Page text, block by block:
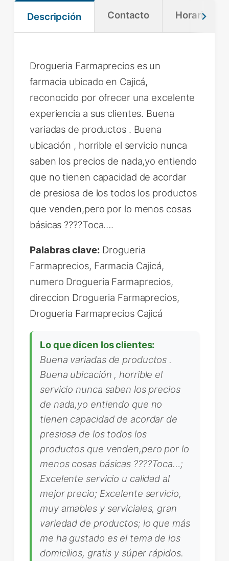
Descripción Contacto Horario
Drogueria Farmaprecios es un
farmacia ubicado en Cajicá,
reconocido por ofrecer una excelente
experiencia a sus clientes. Buena
variadas de productos . Buena
ubicación , horrible el servicio nunca
saben los precios de nada,yo entiendo
que no tienen capacidad de acordar
de presiosa de los todos los productos
que venden,pero por lo menos cosas
básicas ????Toca….
Palabras clave: Drogueria
Farmaprecios, Farmacia Cajicá,
numero Drogueria Farmaprecios,
direccion Drogueria Farmaprecios,
Drogueria Farmaprecios Cajicá
Lo que dicen los clientes:
Buena variadas de productos .
Buena ubicación , horrible el
servicio nunca saben los precios
de nada,yo entiendo que no
tienen capacidad de acordar de
presiosa de los todos los
productos que venden,pero por lo
menos cosas básicas ????Toca…;
Excelente servicio u calidad al
mejor precio; Excelente servicio,
muy amables y serviciales, gran
variedad de productos; lo que más
me ha gustado es el tema de los
domicilios, gratis y súper rápidos.